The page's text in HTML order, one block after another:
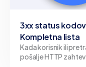
3xx status kodovi
Kompletna lista
Kada korisnik ili
pošalje HTTP